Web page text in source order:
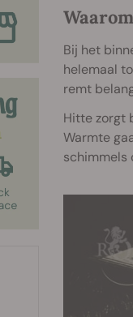
Bij het
helemaal
remt
Hitte zorgt
Warmte
schimmels